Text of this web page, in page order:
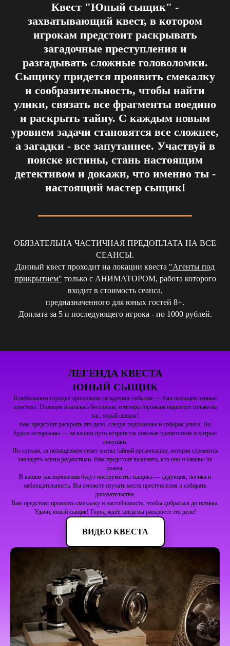
Квест "Юный сыщик" -
захватывающий квест, в котором
игрокам предстоит раскрывать
загадочные преступления и
разгадывать сложные головоломки.
Сыщику придется проявить смекалку
и сообразительность, чтобы найти
улики, связать все фрагменты воедино
и раскрыть тайну. С каждым новым
уровнем задачи становятся все сложнее,
а загадки - все запутаннее. Участвуй в
поиске истины, стань настоящим
детективом и докажи, что именно ты -
настоящий мастер сыщик!
ОБЯЗАТЕЛЬНА ЧАСТИЧНАЯ ПРЕДОПЛАТА НА ВСЕ
СЕАНСЫ.
Данный квест проходит на локации квеста "Агенты под
прикрытием" только с АНИМАТОРОМ, работа которого
входит в стоимость сеанса,
предназначенного для юных гостей 8+.
Доплата за 5 и последующего игрока - по 1000 рублей.
ЛЕГЕНДА КВЕСТА
ЮНЫЙ СЫЩИК
В небольшом городке произошло загадочное событие — был похищен ценные
кристалл. Полиция оказалась бессильна, и теперь горожане надеются только на
вас, юный сыщик!
Вам предстоит раскрыть это дело, следуя подсказкам и собирая улики. Но
будьте осторожны — на вашем пути встретятся опасные препятствия и хитрые
ловушки.
По слухам, за похищением стоят члены тайной организации, которая стремится
завладеть всеми редкостями. Вам предстоит выяснить, кто они и каковы их
планы.
В вашем распоряжении будут инструменты сыщика — дедукция, логика и
наблюдательность. Вы сможете изучать места преступления и собирать
доказательства.
Вам предстоит проявить смекалку и настойчивость, чтобы добраться до истины.
Удачи, юный сыщик! Город ждёт, когда вы раскроете это дело!
ВИДЕО КВЕСТА